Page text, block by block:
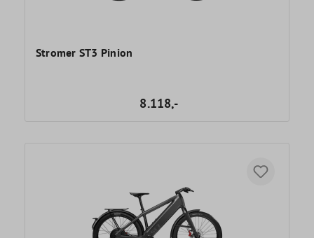
Stromer ST3 Pinion
8.118,-